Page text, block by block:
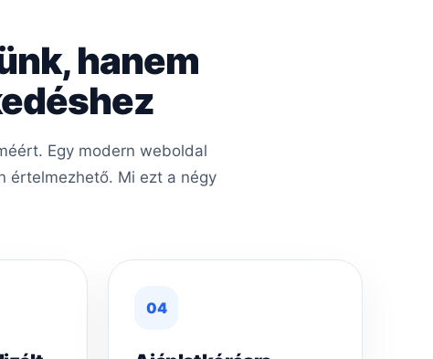
hanem
Egy modern weboldal
értelmezhető. Mi ezt a négy
04